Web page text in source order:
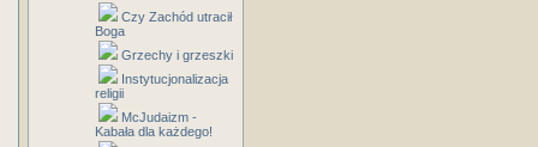
Czy Zachód utracił
Boga
Grzechy i grzeszki
Instytucjonalizacja
religii
McJudaizm -
Kabała dla każdego!